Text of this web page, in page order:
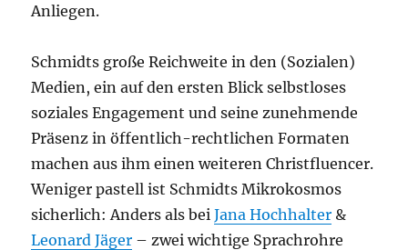
Anliegen.
Schmidts große Reichweite in den (Sozialen)
Medien, ein auf den ersten Blick selbstloses
soziales Engagement und seine zunehmende
Präsenz in öffentlich-rechtlichen Formaten
machen aus ihm einen weiteren Christfluencer.
Weniger pastell ist Schmidts Mikrokosmos
sicherlich: Anders als beiJana Hochhalter &
Leonard Jäger – zwei wichtige Sprachrohre